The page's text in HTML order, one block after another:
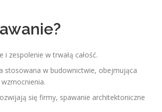
zespolenie w trwałą całość.
stosowana w budownictwie, obejmująca
się firmy, spawanie architektoniczne